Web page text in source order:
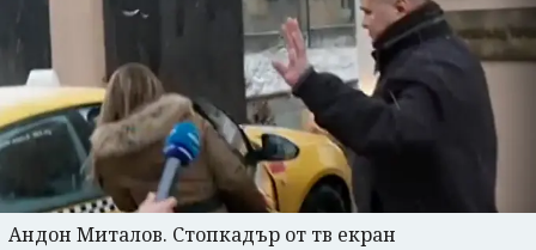
Андон Миталов. Стопкадър от тв екран